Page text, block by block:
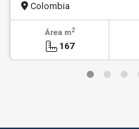
Colombia
Área m2
167